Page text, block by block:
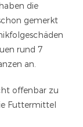
die
gemerkt
rund 7
an.
offenbar zu
Futtermittel